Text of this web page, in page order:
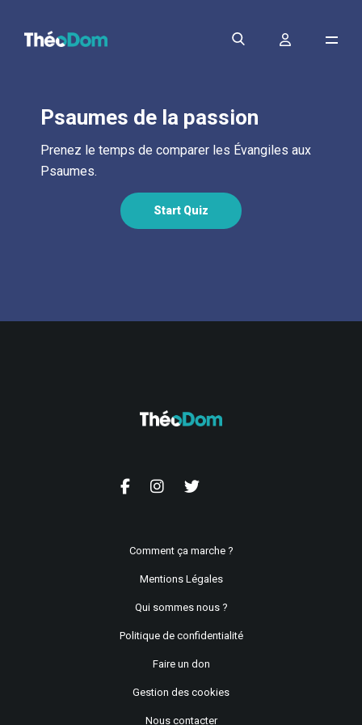
Psaumes de la passion
Prenez le temps de comparer les Évangiles aux
Psaumes.
Comment ça marche ?
Mentions Légales
Qui sommes nous ?
Politique de confidentialité
Faire un don
Gestion des cookies
Nous contacter